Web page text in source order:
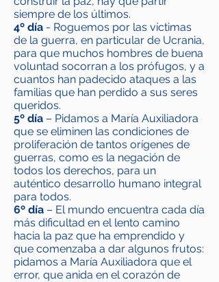
siempre de los últimos.
4º día - Roguemos por las víctimas
de la guerra, en particular de Ucrania,
para que muchos hombres de buena
voluntad socorran a los prófugos, y a
cuantos han padecido ataques a las
familias que han perdido a sus seres
queridos.
5º día – Pidamos a María Auxiliadora
que se eliminen las condiciones de
proliferación de tantos orígenes de
guerras, como es la negación de
todos los derechos, para un
auténtico desarrollo humano integral
para todos.
6º día – El mundo encuentra cada día
más dificultad en el lento camino
hacia la paz que ha emprendido y
que comenzaba a dar algunos frutos:
pidamos a María Auxiliadora que el
error, que anida en el corazón de